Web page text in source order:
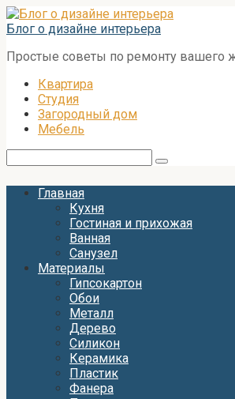
Перейти
к
Блог о дизайне интерьера
Простые советы по ремонту вашего
Квартира
Студия
Загородный дом
Мебель
Главная
Кухня
Гостиная и прихожая
Ванная
Санузел
Материалы
Гипсокартон
Обои
Металл
Дерево
Силикон
Керамика
Пластик
Фанера